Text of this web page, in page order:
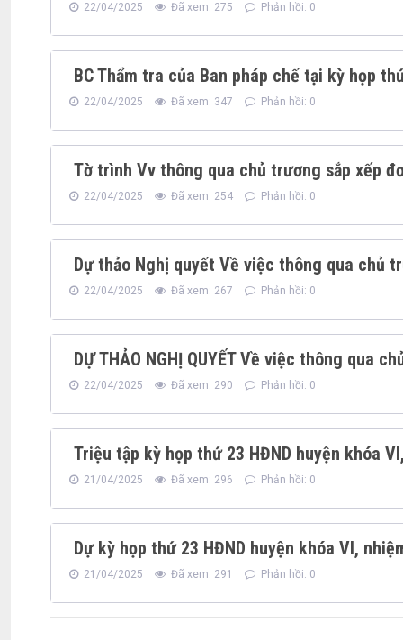
22/04/2025 Đã xem: 275 Phản hồi: 0
BC Thẩm tra của Ban pháp chế tại kỳ họp
22/04/2025 Đã xem: 347 Phản hồi: 0
Tờ trình Vv thông qua chủ trương sắp xếp
22/04/2025 Đã xem: 254 Phản hồi: 0
Dự thảo Nghị quyết Về việc thông qua chủ
22/04/2025 Đã xem: 267 Phản hồi: 0
DỰ THẢO NGHỊ QUYẾT Về việc thông qua
22/04/2025 Đã xem: 290 Phản hồi: 0
Triệu tập kỳ họp thứ 23 HĐND huyện khóa
21/04/2025 Đã xem: 296 Phản hồi: 0
Dự kỳ họp thứ 23 HĐND huyện khóa VI,
21/04/2025 Đã xem: 291 Phản hồi: 0